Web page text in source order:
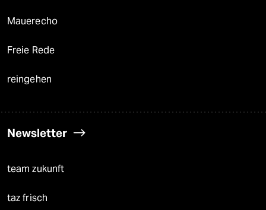
Mauerecho
Freie Rede
reingehen
Newsletter
team zukunft
taz frisch